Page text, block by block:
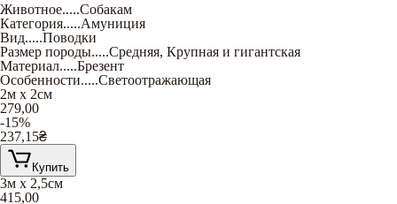
Животное.....Собакам
Категория.....Амуниция
Вид.....Поводки
Размер породы.....Средняя, Крупная и гигантская
Материал.....Брезент
Особенности.....Светоотражающая
2м х 2см
279,00
-15%
237,15₴
Купить
3м х 2,5см
415,00